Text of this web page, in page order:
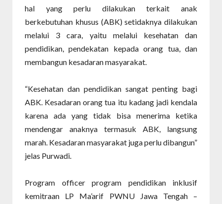
hal yang perlu dilakukan terkait anak
berkebutuhan khusus (ABK) setidaknya dilakukan
melalui 3 cara, yaitu melalui kesehatan dan
pendidikan, pendekatan kepada orang tua, dan
membangun kesadaran masyarakat.
“Kesehatan dan pendidikan sangat penting bagi
ABK. Kesadaran orang tua itu kadang jadi kendala
karena ada yang tidak bisa menerima ketika
mendengar anaknya termasuk ABK, langsung
marah. Kesadaran masyarakat juga perlu dibangun”
jelas Purwadi.
Program officer program pendidikan inklusif
kemitraan LP Ma’arif PWNU Jawa Tengah –